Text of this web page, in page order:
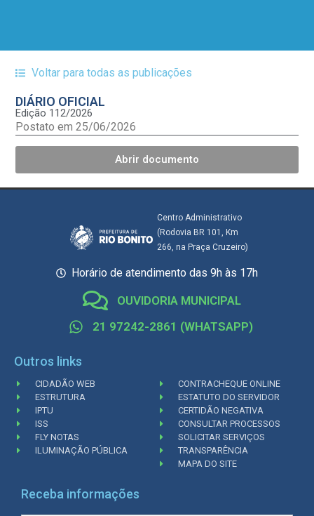
Voltar para todas as publicações
DIÁRIO OFICIAL
Edição 112/2026
Postato em 25/06/2026
Abrir documento
Centro Administrativo
(Rodovia BR 101, Km
266, na Praça Cruzeiro)
Horário de atendimento das 9h às 17h
OUVIDORIA MUNICIPAL
21 97242-2861 (WHATSAPP)
Outros links
CIDADÃO WEB
ESTRUTURA
IPTU
ISS
FLY NOTAS
ILUMINAÇÃO PÚBLICA
CONTRACHEQUE ONLINE
ESTATUTO DO SERVIDOR
CERTIDÃO NEGATIVA
CONSULTAR PROCESSOS
SOLICITAR SERVIÇOS
TRANSPARÊNCIA
MAPA DO SITE
Receba informações